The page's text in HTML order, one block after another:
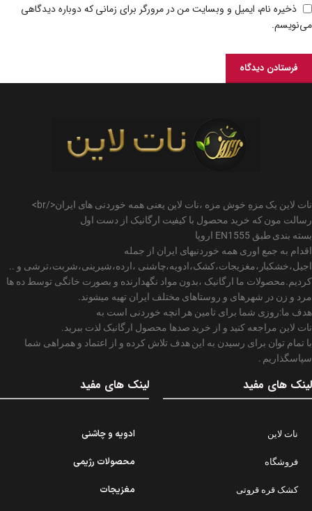
ذخیره نام، ایمیل و وبسایت من در مرورگر برای زمانی که دوباره دیدگاهی
می‌نویسم.
نات لاین یک مزهِ خوش مزه ،نات لاین یعنی همه خوردنی های ایران</br>
رسالت مون که خرید محصول با کیفیت ارگانیک از دست اول
بسته بندی طبق EN1555 اروپا
اقدام به جمع اوری همه خوردنیهای ایران از جمله
اجیل،خشکبار،مغزیجات،کشک،ادویه،چاشنی ،ارده،شیرینی،شربت،ترشی و ..
کردیم.محصولات ما ارگانیک ،بدون مواد نگهدارنده و بصورت خانگی توسط ده ها
مرد و زن در شهرهای و روستاهای مختلف ایران تهیه میشوند.
هدف ما:روزی شما برای تامین هر انچه خوردنی است به
نات لاین مراجعه کنید و از خرید صدها محصول ارگانیک لذت ببرید.
با تمام توان برای رسیدن به این هدف تلاش کرده و از اعتماد و همراهی شما
سپاسگذاریم .
لینک های مفید
نات لاین
فروشگاه
کشک قره قروتی
لینک های مفید
ادویه و چاشنی
محصولات رژیمی
مغزیجات